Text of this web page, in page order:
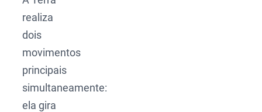
realiza
dois
movimentos
principais
simultaneamente:
ela gira